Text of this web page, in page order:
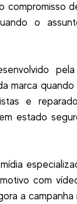
compromisso
o
marca
e
estado
com
a